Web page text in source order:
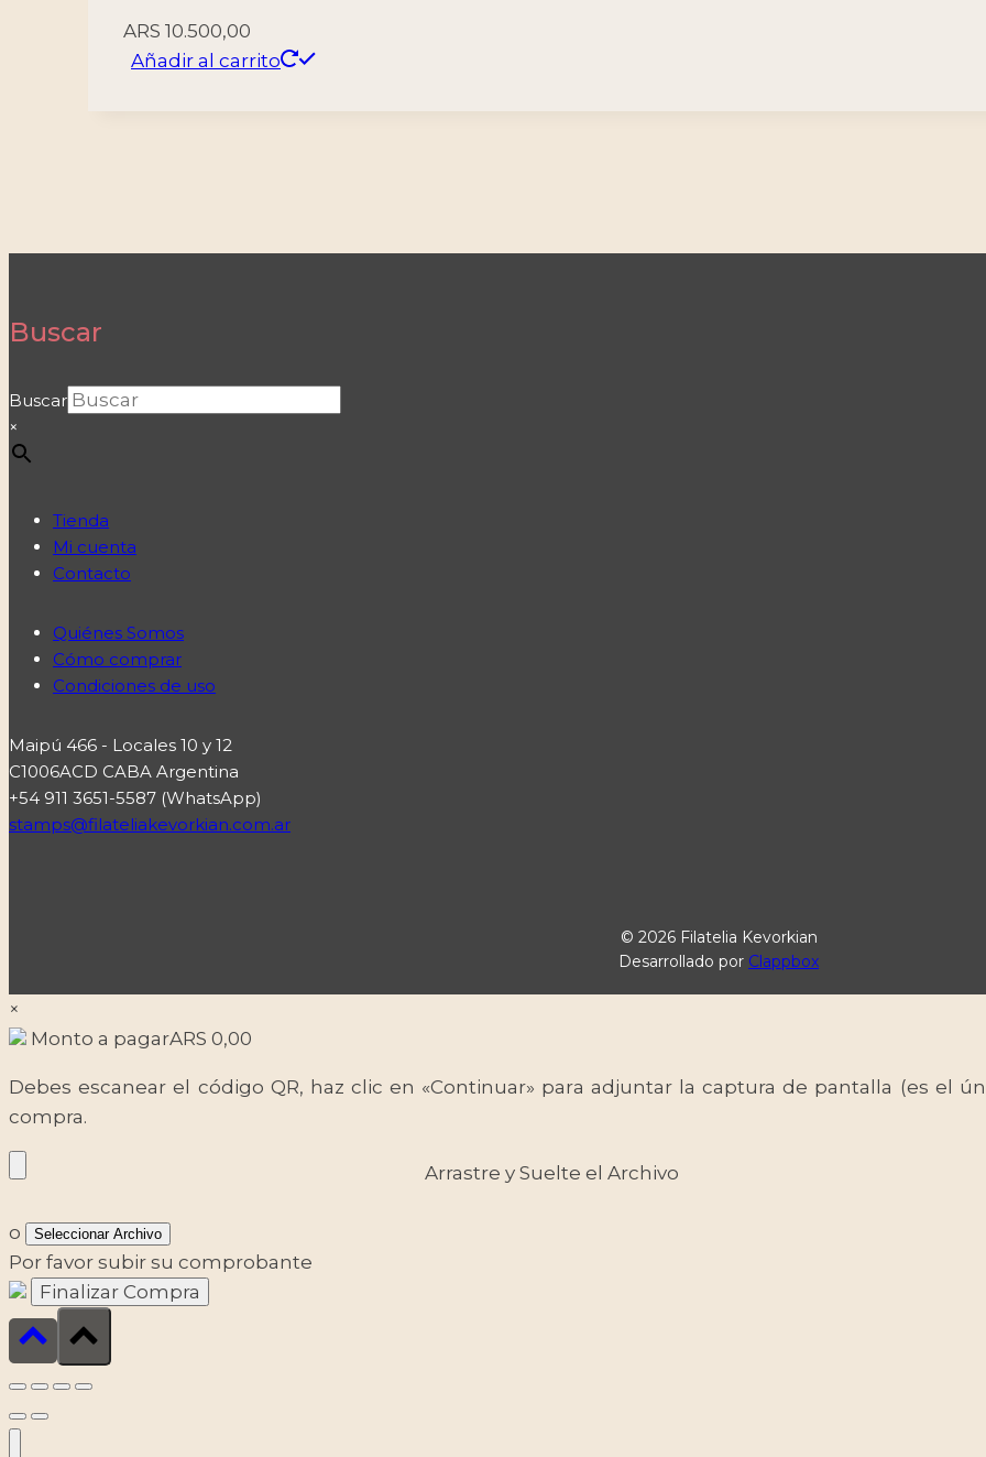
ARS 10.500,00
Añadir al carrito
Buscar
Buscar
×
Tienda
Mi cuenta
Contacto
Quiénes Somos
Cómo comprar
Condiciones de uso
Maipú 466 - Locales 10 y 12
C1006ACD CABA Argentina
+54 911 3651-5587 (WhatsApp)
stamps@filateliakevorkian.com.ar
© 2026 Filatelia Kevorkian
Desarrollado por Clappbox
×
Monto a pagarARS 0,00
Debes escanear el código QR, haz clic en «Continuar» para adjuntar la captura de pantalla (es el
compra.
Arrastre y Suelte el Archivo
o Seleccionar Archivo
Por favor subir su comprobante